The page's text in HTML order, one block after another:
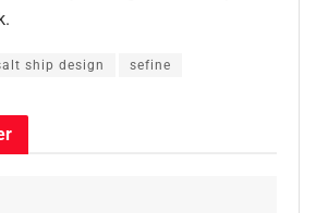
ship design sefine